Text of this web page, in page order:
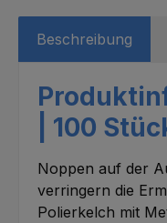
Beschreibung
| 100
Noppen auf der
verringern die
Polierkelch mit